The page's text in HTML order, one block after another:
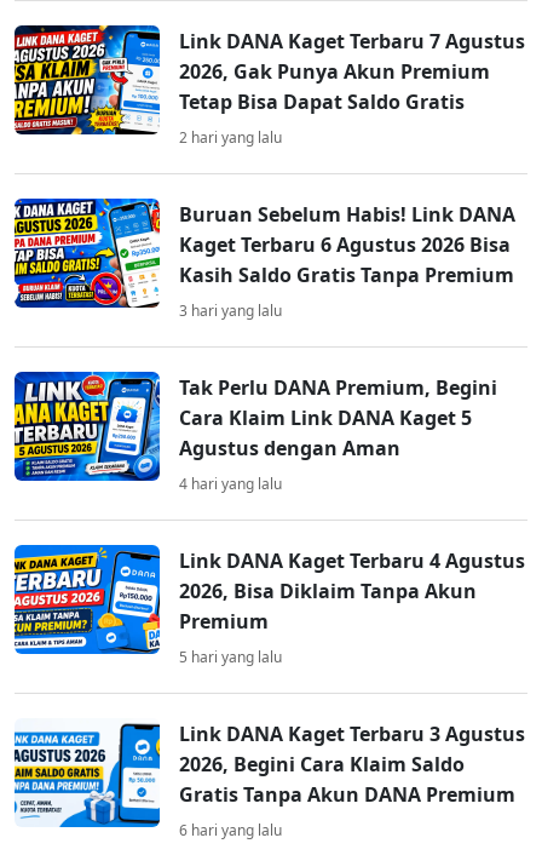
Link DANA Kaget Terbaru 7 Agustus
2026, Gak Punya Akun Premium
Tetap Bisa Dapat Saldo Gratis
2 hari yang lalu
Buruan Sebelum Habis! Link DANA
Kaget Terbaru 6 Agustus 2026 Bisa
Kasih Saldo Gratis Tanpa Premium
3 hari yang lalu
Tak Perlu DANA Premium, Begini
Cara Klaim Link DANA Kaget 5
Agustus dengan Aman
4 hari yang lalu
Link DANA Kaget Terbaru 4 Agustus
2026, Bisa Diklaim Tanpa Akun
Premium
5 hari yang lalu
Link DANA Kaget Terbaru 3 Agustus
2026, Begini Cara Klaim Saldo
Gratis Tanpa Akun DANA Premium
6 hari yang lalu